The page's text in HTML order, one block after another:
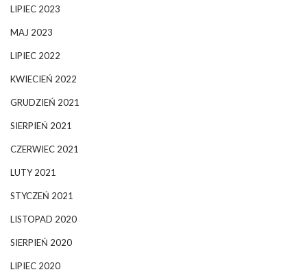
LIPIEC 2023
MAJ 2023
LIPIEC 2022
KWIECIEŃ 2022
GRUDZIEŃ 2021
SIERPIEŃ 2021
CZERWIEC 2021
LUTY 2021
STYCZEŃ 2021
LISTOPAD 2020
SIERPIEŃ 2020
LIPIEC 2020